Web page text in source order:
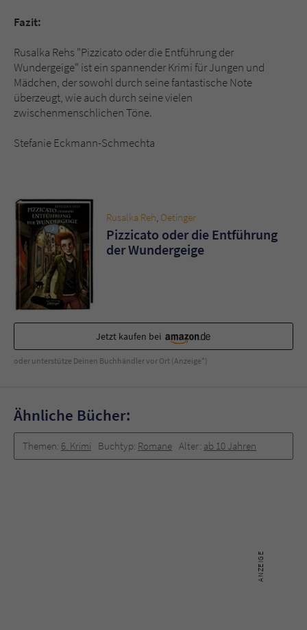
Fazit:
Rusalka Rehs "Pizzicato oder die Entführung der
Wundergeige" ist ein spannender Krimi für Jungen und
Mädchen, der sowohl durch seine fantastische Note
überzeugt, wie auch durch seine vielen
zwischenmenschlichen Töne.
Stefanie Eckmann-Schmechta
Rusalka Reh, Oetinger
Pizzicato oder die Entführung
der Wundergeige
Jetzt kaufen bei
oder unterstütze Deinen Buchhändler vor Ort (Anzeige*)
Ähnliche Bücher:
Themen: 6. Krimi Buchtyp: Romane Alter: ab 10 Jahren